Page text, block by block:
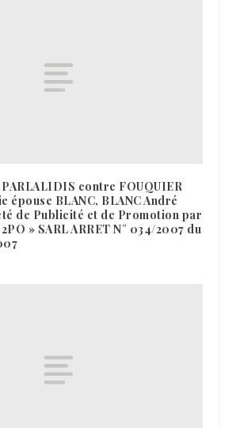
contre FOUQUIER
épouse BLANC, BLANC André
de Publicité et de Promotion par
» SARL ARRET N° 034/2007 du